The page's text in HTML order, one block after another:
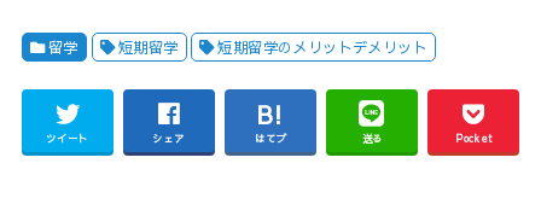
留学 短期留学 短期留学のメリットデメリット
ツイート シェア はてブ 送る Pocket